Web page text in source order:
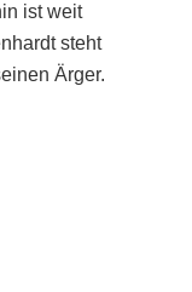
ist weit
steht
Ärger.